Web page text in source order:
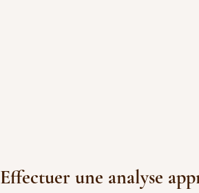
Effectuer une analyse